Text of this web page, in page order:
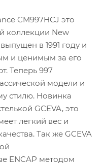
CM997HCJ это
коллекции New
в 1991 году и
и ценимым за его
Теперь 997
модели и
стилю. Новинка
GCEVA, это
легкий вес и
Так же GCEVA
ENCAP методом